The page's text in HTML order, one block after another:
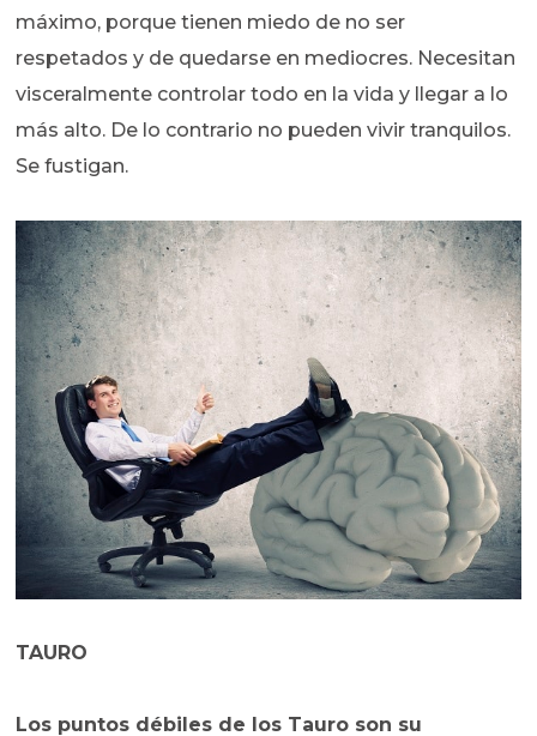
máximo, porque tienen miedo de no ser
respetados y de quedarse en mediocres. Necesitan
visceralmente controlar todo en la vida y llegar a lo
más alto. De lo contrario no pueden vivir tranquilos.
Se fustigan.
TAURO
Los puntos débiles de los Tauro son su